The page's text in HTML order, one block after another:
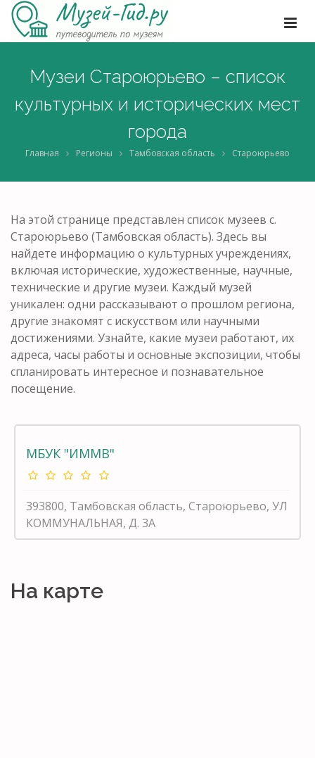
Музеи Староюрьево – список
культурных и исторических мест
города
Главная Регионы Тамбовская область Староюрьево
На этой странице представлен список музеев с.
Староюрьево (Тамбовская область). Здесь вы
найдете информацию о культурных учреждениях,
включая исторические, художественные, научные,
технические и другие музеи. Каждый музей
уникален: одни рассказывают о прошлом региона,
другие знакомят с искусством или научными
достижениями. Узнайте, какие музеи работают, их
адреса, часы работы и основные экспозиции, чтобы
спланировать интересное и познавательное
посещение.
МБУК "ИММВ"
393800, Тамбовская область, Староюрьево, УЛ
КОММУНАЛЬНАЯ, Д. 3А
На карте